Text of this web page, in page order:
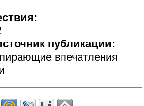
публикации:
впечатления